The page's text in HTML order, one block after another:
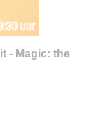
- Magic: the